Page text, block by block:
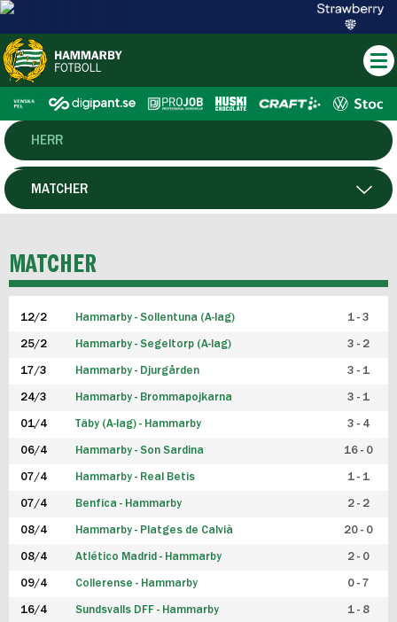
HERR
DAM
P19
F19
FUTSAL HERR
FUTSAL DAM
MATCHER
MATCHER
12/2 Hammarby - Sollentuna (A-lag) 1 - 3
25/2 Hammarby - Segeltorp (A-lag) 3 - 2
17/3 Hammarby - Djurgården 3 - 1
24/3 Hammarby - Brommapojkarna 3 - 1
01/4 Täby (A-lag) - Hammarby 3 - 4
06/4 Hammarby - Son Sardina 16 - 0
07/4 Hammarby - Real Betis 1 - 1
07/4 Benfica - Hammarby 2 - 2
08/4 Hammarby - Platges de Calvià 20 - 0
08/4 Atlético Madrid - Hammarby 2 - 0
09/4 Collerense - Hammarby 0 - 7
16/4 Sundsvalls DFF - Hammarby 1 - 8